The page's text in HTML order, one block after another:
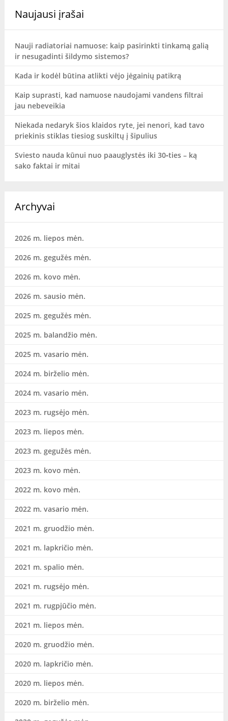
Naujausi įrašai
Nauji radiatoriai namuose: kaip pasirinkti tinkamą galią
ir nesugadinti šildymo sistemos?
Kada ir kodėl būtina atlikti vėjo jėgainių patikrą
Kaip suprasti, kad namuose naudojami vandens filtrai
jau nebeveikia
Niekada nedaryk šios klaidos ryte, jei nenori, kad tavo
priekinis stiklas tiesiog suskiltų į šipulius
Sviesto nauda kūnui nuo paauglystės iki 30‑ties – ką
sako faktai ir mitai
Archyvai
2026 m. liepos mėn.
2026 m. gegužės mėn.
2026 m. kovo mėn.
2026 m. sausio mėn.
2025 m. gegužės mėn.
2025 m. balandžio mėn.
2025 m. vasario mėn.
2024 m. birželio mėn.
2024 m. vasario mėn.
2023 m. rugsėjo mėn.
2023 m. liepos mėn.
2023 m. gegužės mėn.
2023 m. kovo mėn.
2022 m. kovo mėn.
2022 m. vasario mėn.
2021 m. gruodžio mėn.
2021 m. lapkričio mėn.
2021 m. spalio mėn.
2021 m. rugsėjo mėn.
2021 m. rugpjūčio mėn.
2021 m. liepos mėn.
2020 m. gruodžio mėn.
2020 m. lapkričio mėn.
2020 m. liepos mėn.
2020 m. birželio mėn.